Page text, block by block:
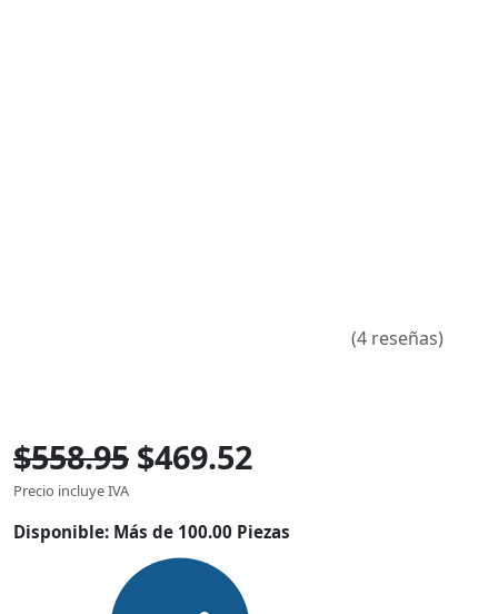
(4 reseñas)
$558.95 $469.52
Precio incluye IVA
Disponible: Más de 100.00 Piezas